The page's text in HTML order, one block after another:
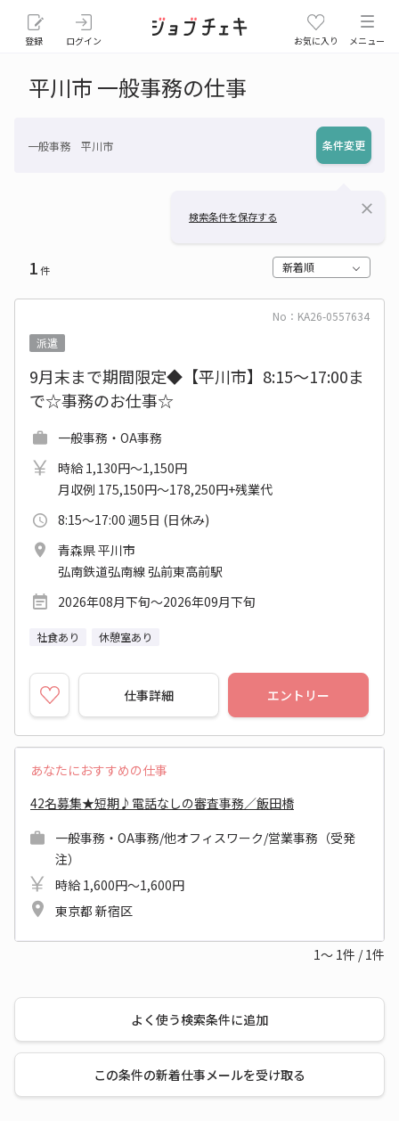
登録 ログイン お気に入り メニュー
平川市 一般事務の仕事
一般事務 平川市 条件変更
検索条件を保存する close
1件 新着順
No：KA26-0557634
派遣
9月末まで期間限定◆【平川市】8:15～17:00ま
で☆事務のお仕事☆
一般事務・OA事務
時給 1,130円～1,150円
月収例 175,150円～178,250円+残業代
8:15～17:00 週5日 (日休み)
青森県 平川市
弘南鉄道弘南線 弘前東高前駅
2026年08月下旬～2026年09月下旬
社食あり 休憩室あり
仕事詳細 エントリー
あなたにおすすめの仕事
42名募集★短期♪電話なしの審査事務／飯田橋
一般事務・OA事務/他オフィスワーク/営業事務（受発
注）
時給 1,600円～1,600円
東京都 新宿区
1～ 1件 / 1件
よく使う検索条件に追加
この条件の新着仕事メールを受け取る